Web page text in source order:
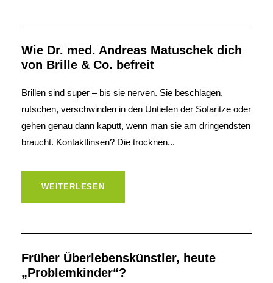
Wie Dr. med. Andreas Matuschek dich
von Brille & Co. befreit
Brillen sind super – bis sie nerven. Sie beschlagen,
rutschen, verschwinden in den Untiefen der Sofaritze oder
gehen genau dann kaputt, wenn man sie am dringendsten
braucht. Kontaktlinsen? Die trocknen...
WEITERLESEN
Früher Überlebenskünstler, heute
„Problemkinder“?